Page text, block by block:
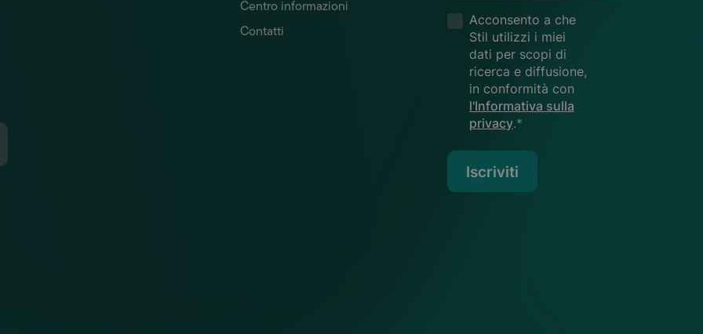
Centro informazioni
Contatti
Acconsento a che
Stil utilizzi i miei
dati per scopi di
ricerca e diffusione,
in conformità con
l'Informativa sulla
privacy.*
Iscriviti